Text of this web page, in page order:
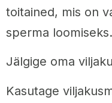
toitained, mis on
sperma loomiseks.
Jälgige oma
Kasutage